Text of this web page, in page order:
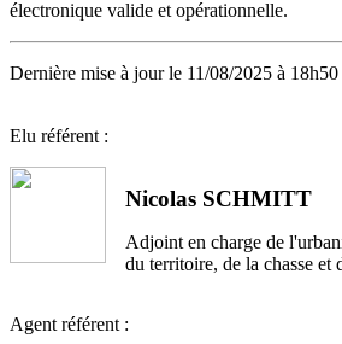
électronique valide et opérationnelle.
Dernière mise à jour le 11/08/2025 à 18h50
Elu référent :
Nicolas SCHMITT
Adjoint en charge de
du territoire, de la chasse et
Agent référent :